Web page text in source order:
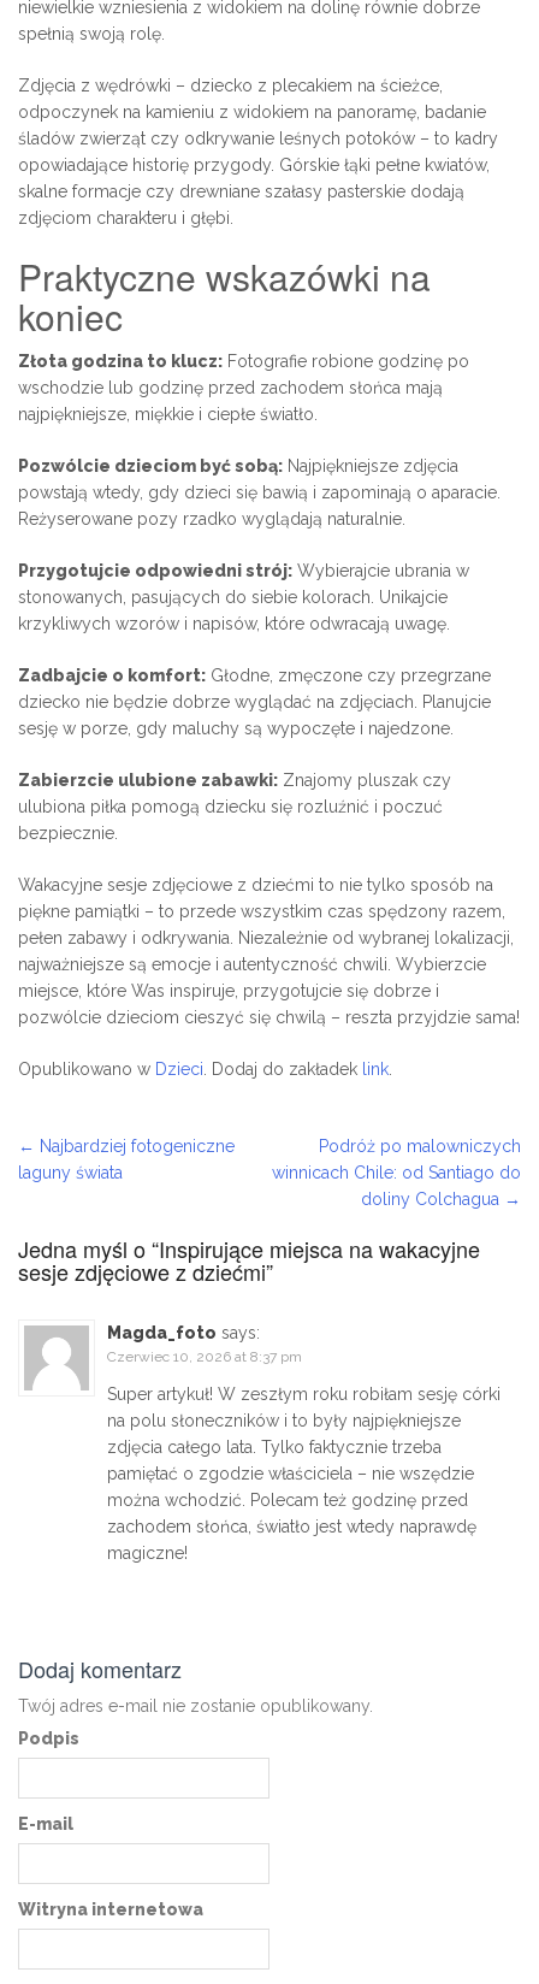
niewielkie wzniesienia z widokiem na dolinę równie dobrze
spełnią swoją rolę.
Zdjęcia z wędrówki – dziecko z plecakiem na ścieżce,
odpoczynek na kamieniu z widokiem na panoramę, badanie
śladów zwierząt czy odkrywanie leśnych potoków – to kadry
opowiadające historię przygody. Górskie łąki pełne kwiatów,
skalne formacje czy drewniane szałasy pasterskie dodają
zdjęciom charakteru i głębi.
Praktyczne wskazówki na
koniec
Złota godzina to klucz: Fotografie robione godzinę po
wschodzie lub godzinę przed zachodem słońca mają
najpiękniejsze, miękkie i ciepłe światło.
Pozwólcie dzieciom być sobą: Najpiękniejsze zdjęcia
powstają wtedy, gdy dzieci się bawią i zapominają o aparacie.
Reżyserowane pozy rzadko wyglądają naturalnie.
Przygotujcie odpowiedni strój: Wybierajcie ubrania w
stonowanych, pasujących do siebie kolorach. Unikajcie
krzykliwych wzorów i napisów, które odwracają uwagę.
Zadbajcie o komfort: Głodne, zmęczone czy przegrzane
dziecko nie będzie dobrze wyglądać na zdjęciach. Planujcie
sesję w porze, gdy maluchy są wypoczęte i najedzone.
Zabierzcie ulubione zabawki: Znajomy pluszak czy
ulubiona piłka pomogą dziecku się rozluźnić i poczuć
bezpiecznie.
Wakacyjne sesje zdjęciowe z dziećmi to nie tylko sposób na
piękne pamiątki – to przede wszystkim czas spędzony razem,
pełen zabawy i odkrywania. Niezależnie od wybranej lokalizacji,
najważniejsze są emocje i autentyczność chwili. Wybierzcie
miejsce, które Was inspiruje, przygotujcie się dobrze i
pozwólcie dzieciom cieszyć się chwilą – reszta przyjdzie sama!
Opublikowano w Dzieci. Dodaj do zakładek link.
Post navigation
← Najbardziej fotogeniczne
laguny świata
Podróż po malowniczych
winnicach Chile: od Santiago do
doliny Colchagua →
Jedna myśl o “Inspirujące miejsca na wakacyjne
sesje zdjęciowe z dziećmi”
Magda_foto says:
Czerwiec 10, 2026 at 8:37 pm
Super artykuł! W zeszłym roku robiłam sesję córki
na polu słoneczników i to były najpiękniejsze
zdjęcia całego lata. Tylko faktycznie trzeba
pamiętać o zgodzie właściciela – nie wszędzie
można wchodzić. Polecam też godzinę przed
zachodem słońca, światło jest wtedy naprawdę
magiczne!
Dodaj komentarz
Twój adres e-mail nie zostanie opublikowany.
Podpis
E-mail
Witryna internetowa